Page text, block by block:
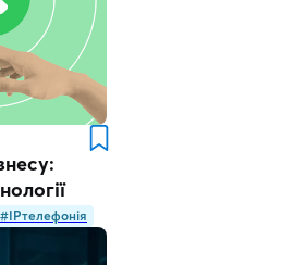
#IPтелефонія